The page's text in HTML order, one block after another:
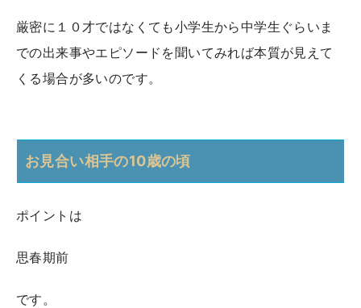
厳密に１０才ではなくても小学生から中学生ぐらいま
での出来事やエピソードを聞いてみれば本質が見えて
くる場合が多いのです。
お見合い相手の10歳の頃
ポイントは
思春期前
です。